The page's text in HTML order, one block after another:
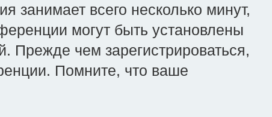
всего несколько минут,
могут быть установлены
Прежде чем зарегистрироваться,
Помните, что ваше